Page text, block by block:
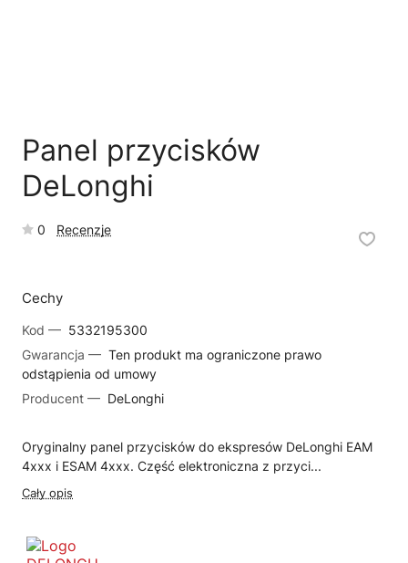
Panel przycisków
DeLonghi
0 Recenzje
Cechy
Kod — 5332195300
Gwarancja — Ten produkt ma ograniczone prawo
odstąpienia od umowy
Producent — DeLonghi
Oryginalny panel przycisków do ekspresów DeLonghi EAM
4xxx i ESAM 4xxx. Część elektroniczna z przyci...
Cały opis